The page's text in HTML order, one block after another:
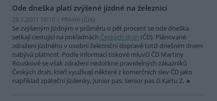
Ode dneška platí zvýšené jízdné na železnici
28.1.2001 10:10 | PRAHA (ČIA)
Se zvýšeným jízdným v průměru o pět procent se ode dneška
setkají cestující na pokladnách Českých drah (ČD). Plánované
zdražení jízdného v osobní železniční dopravě totiž dnešním dnem
nabývá platnost. Podle informací tiskové mluvčí ČD Martiny
Rouskové se však zdražení nedotkne pravidelných zákazníků
Českých drah, kteří využívají některé z komerčních slev ČD jako
například zpáteční jízdenky, Junior pas, Senior pas či Kartu Z.